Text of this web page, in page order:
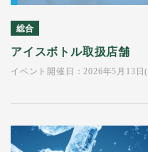
総合
アイスボトル取扱店舗
イベント開催日：2026年5月13